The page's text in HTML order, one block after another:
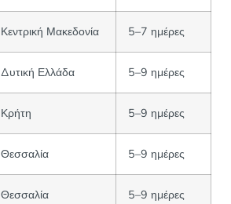
Κεντρική Μακεδονία 5–7 ημέρες
Δυτική Ελλάδα 5–9 ημέρες
Κρήτη 5–9 ημέρες
Θεσσαλία 5–9 ημέρες
Θεσσαλία 5–9 ημέρες